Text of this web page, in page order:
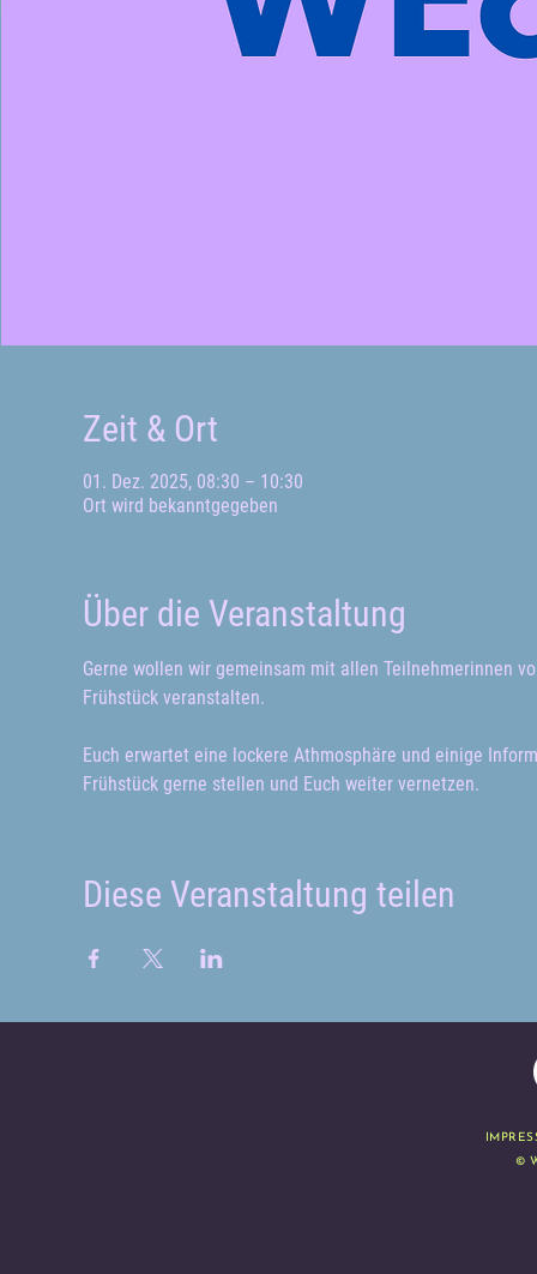
Zeit & Ort
01. Dez. 2025, 08:30 – 10:30
Ort wird bekanntgegeben
Über die Veranstaltung
Gerne wollen wir gemeinsam mit allen Teilnehmerinnen
Frühstück veranstalten.
Euch erwartet eine lockere Athmosphäre und einige
Frühstück gerne stellen und Euch weiter vernetzen.
Diese Veranstaltung teilen
©